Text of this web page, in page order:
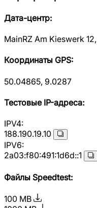
Дата-центр:
MainRZ Am Kieswerk
Координаты GPS:
50.04865, 9.0287
Тестовые IP-адреса:
IPV4:
188.190.19.10
IPV6:
2a03:f80:491:1d6d::1
Файлы Speedtest:
100 MB